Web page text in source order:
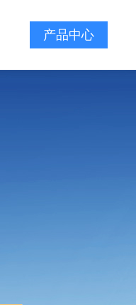
产品中心